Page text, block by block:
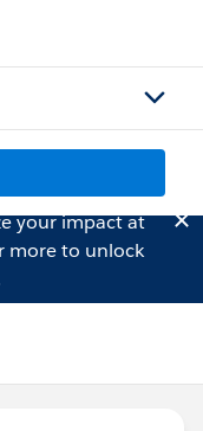
your impact at
more to unlock